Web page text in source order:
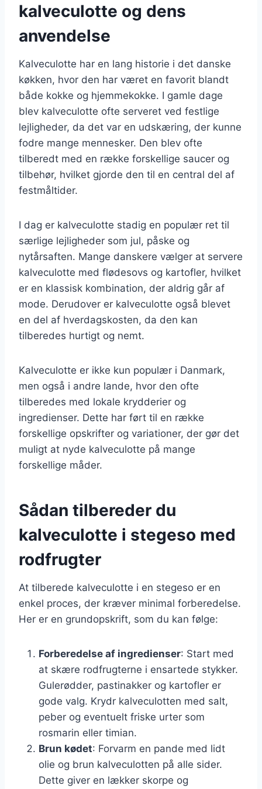
kalveculotte og dens
anvendelse
Kalveculotte har en lang historie i det danske
køkken, hvor den har været en favorit blandt
både kokke og hjemmekokke. I gamle dage
blev kalveculotte ofte serveret ved festlige
lejligheder, da det var en udskæring, der kunne
fodre mange mennesker. Den blev ofte
tilberedt med en række forskellige saucer og
tilbehør, hvilket gjorde den til en central del af
festmåltider.
I dag er kalveculotte stadig en populær ret til
særlige lejligheder som jul, påske og
nytårsaften. Mange danskere vælger at servere
kalveculotte med flødesovs og kartofler, hvilket
er en klassisk kombination, der aldrig går af
mode. Derudover er kalveculotte også blevet
en del af hverdagskosten, da den kan
tilberedes hurtigt og nemt.
Kalveculotte er ikke kun populær i Danmark,
men også i andre lande, hvor den ofte
tilberedes med lokale krydderier og
ingredienser. Dette har ført til en række
forskellige opskrifter og variationer, der gør det
muligt at nyde kalveculotte på mange
forskellige måder.
Sådan tilbereder du
kalveculotte i stegeso med
rodfrugter
At tilberede kalveculotte i en stegeso er en
enkel proces, der kræver minimal forberedelse.
Her er en grundopskrift, som du kan følge:
Forberedelse af ingredienser: Start med
at skære rodfrugterne i ensartede stykker.
Gulerødder, pastinakker og kartofler er
gode valg. Krydr kalveculotten med salt,
peber og eventuelt friske urter som
rosmarin eller timian.
Brun kødet: Forvarm en pande med lidt
olie og brun kalveculotten på alle sider.
Dette giver en lækker skorpe og